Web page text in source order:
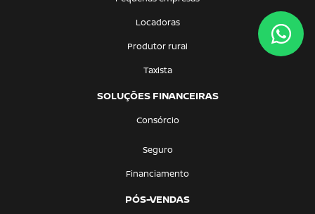
Locadoras
Produtor rural
Taxista
SOLUÇÕES FINANCEIRAS
Consórcio
Seguro
Financiamento
PÓS-VENDAS